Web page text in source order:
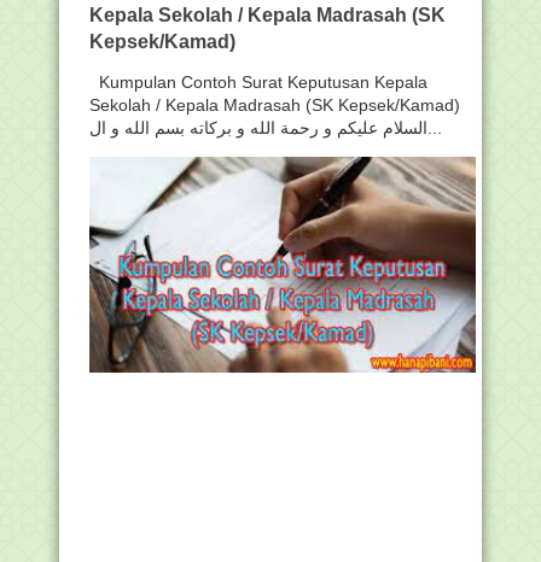
Kepala Sekolah / Kepala Madrasah (SK
Kepsek/Kamad)
Kumpulan Contoh Surat Keputusan Kepala
Sekolah / Kepala Madrasah (SK Kepsek/Kamad)